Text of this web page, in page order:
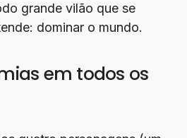
grande vilão que se
dominar o mundo.
em todos os